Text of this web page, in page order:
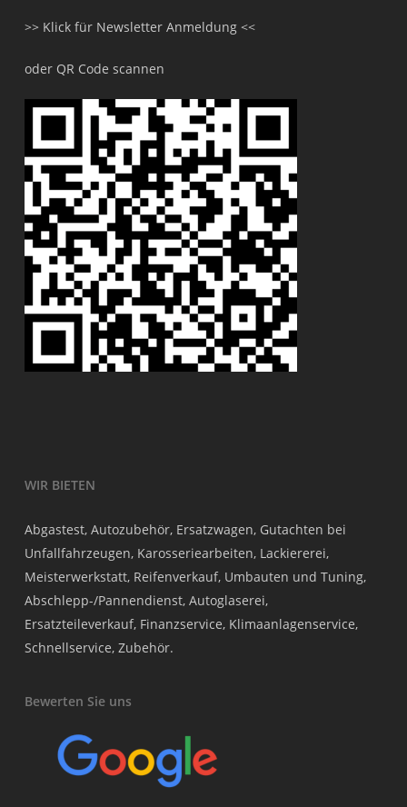
>> Klick für Newsletter Anmeldung <<
oder QR Code scannen
WIR BIETEN
Abgastest, Autozubehör, Ersatzwagen, Gutachten bei
Unfallfahrzeugen, Karosseriearbeiten, Lackiererei,
Meisterwerkstatt, Reifenverkauf, Umbauten und Tuning,
Abschlepp-/Pannendienst, Autoglaserei,
Ersatzteileverkauf, Finanzservice, Klimaanlagenservice,
Schnellservice, Zubehör.
Bewerten Sie uns